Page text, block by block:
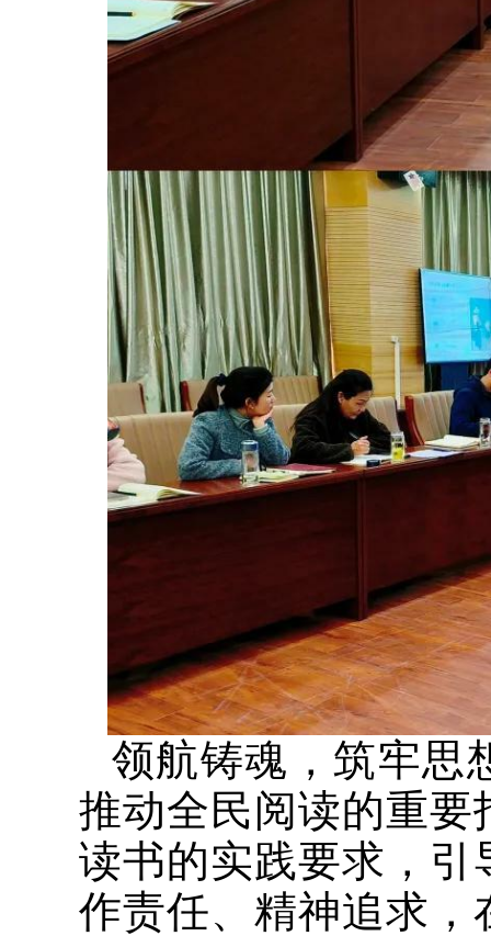
领航铸魂，筑牢思
推动全民阅读的重
读书的实践要求，
作责任、精神追求